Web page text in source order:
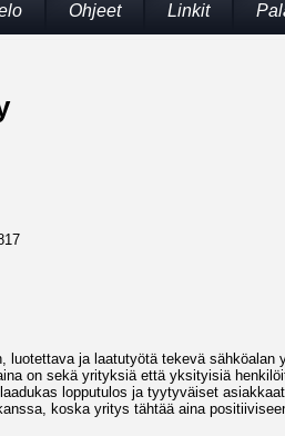
Ohjeet Linkit
luotettava ja laatutyötä tekevä sähköalan
on sekä yrityksiä että yksityisiä
lopputulos ja tyytyväiset
koska yritys tähtää aina